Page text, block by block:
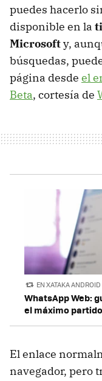
puedes hacerlo
disponible en la
Microsofty,
búsquedas,
página desde el
Beta, cortesía de
EN XATAKA ANDROID
WhatsApp Web:
el máximo partido
El enlace
navegador, pero